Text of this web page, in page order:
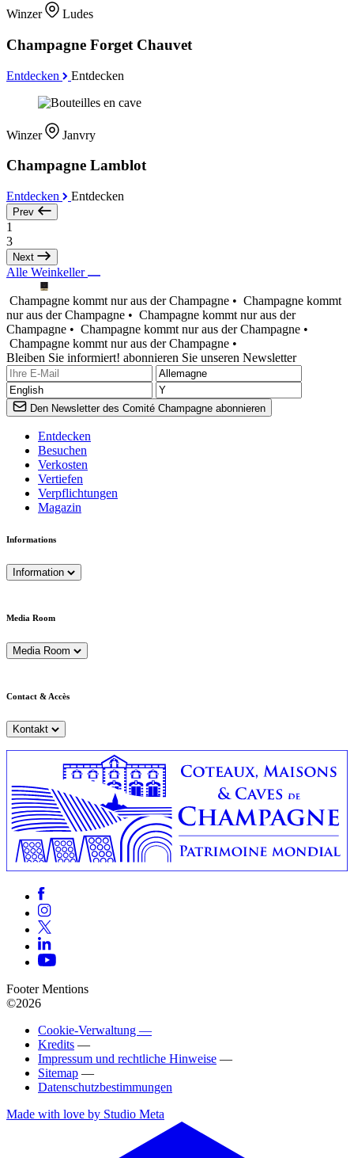
Winzer Ludes
Champagne Forget Chauvet
Entdecken Entdecken
Winzer Janvry
Champagne Lamblot
Entdecken Entdecken
Prev
1
3
Next
Alle Weinkeller
Champagne kommt nur aus der Champagne • Champagne kommt
nur aus der Champagne • Champagne kommt nur aus der
Champagne • Champagne kommt nur aus der Champagne •
Champagne kommt nur aus der Champagne •
Bleiben Sie informiert! abonnieren Sie unseren Newsletter
Den Newsletter des Comité Champagne abonnieren
Entdecken
Besuchen
Verkosten
Vertiefen
Verpflichtungen
Magazin
Informations
Information
Media Room
Media Room
Contact & Accès
Kontakt
Footer Mentions
©2026
Cookie-Verwaltung —
Kredits —
Impressum und rechtliche Hinweise —
Sitemap —
Datenschutzbestimmungen
Made with love by Studio Meta